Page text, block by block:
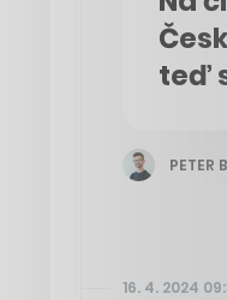
teď
PETER
16. 4. 2024